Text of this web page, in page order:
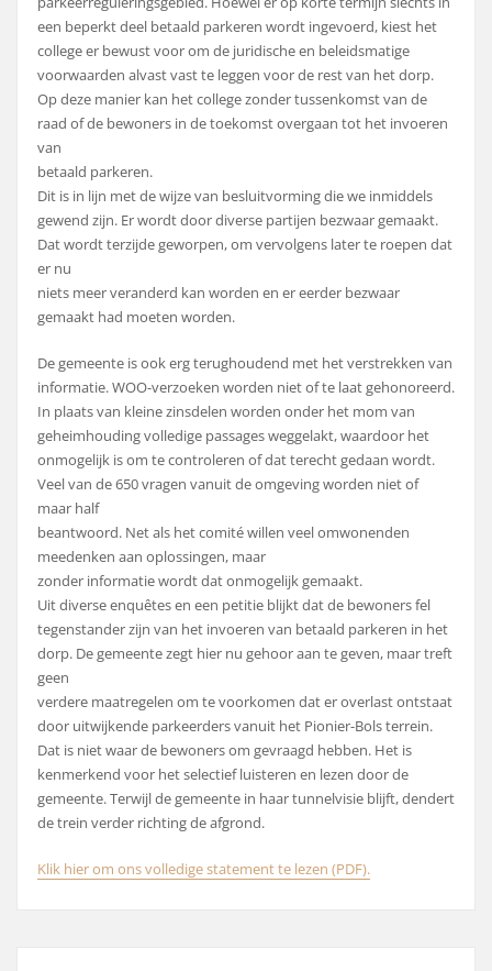
een beperkt deel betaald parkeren wordt ingevoerd, kiest het
college er bewust voor om de juridische en beleidsmatige
voorwaarden alvast vast te leggen voor de rest van het dorp.
Op deze manier kan het college zonder tussenkomst van de
raad of de bewoners in de toekomst overgaan tot het invoeren
van
betaald parkeren.
Dit is in lijn met de wijze van besluitvorming die we inmiddels
gewend zijn. Er wordt door diverse partijen bezwaar gemaakt.
Dat wordt terzijde geworpen, om vervolgens later te roepen dat
er nu
niets meer veranderd kan worden en er eerder bezwaar
gemaakt had moeten worden.
De gemeente is ook erg terughoudend met het verstrekken van
informatie. WOO-verzoeken worden niet of te laat gehonoreerd.
In plaats van kleine zinsdelen worden onder het mom van
geheimhouding volledige passages weggelakt, waardoor het
onmogelijk is om te controleren of dat terecht gedaan wordt.
Veel van de 650 vragen vanuit de omgeving worden niet of
maar half
beantwoord. Net als het comité willen veel omwonenden
meedenken aan oplossingen, maar
zonder informatie wordt dat onmogelijk gemaakt.
Uit diverse enquêtes en een petitie blijkt dat de bewoners fel
tegenstander zijn van het invoeren van betaald parkeren in het
dorp. De gemeente zegt hier nu gehoor aan te geven, maar treft
geen
verdere maatregelen om te voorkomen dat er overlast ontstaat
door uitwijkende parkeerders vanuit het Pionier-Bols terrein.
Dat is niet waar de bewoners om gevraagd hebben. Het is
kenmerkend voor het selectief luisteren en lezen door de
gemeente. Terwijl de gemeente in haar tunnelvisie blijft, dendert
de trein verder richting de afgrond.
Klik hier om ons volledige statement te lezen (PDF).